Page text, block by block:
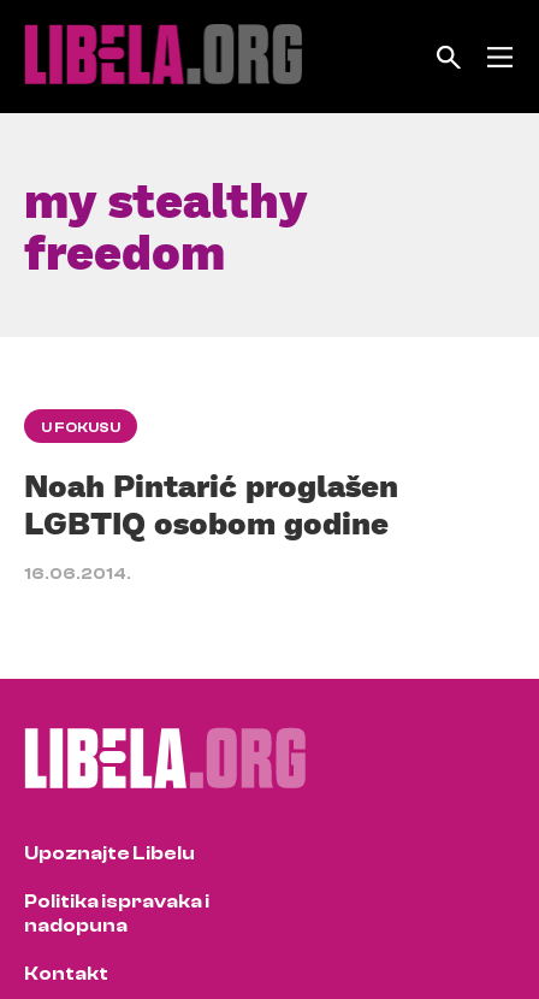
my stealthy
freedom
U FOKUSU
Noah Pintarić proglašen
LGBTIQ osobom godine
16.06.2014.
Upoznajte Libelu
Politika ispravaka i
nadopuna
Kontakt